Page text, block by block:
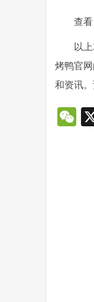
查看
以
烤鸭官
和资讯